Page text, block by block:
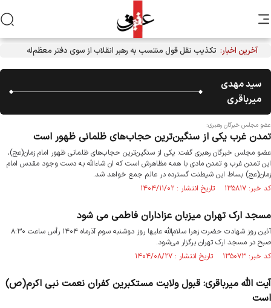
آخرین اخبار: تکذیب نقل قول منتسب به رهبر انقلاب از سوی دفتر معظم‌له
سید مهدی
میرباقری
عضو مجلس خبرگان رهبری:
تمدن غرب یکی از سنگین‌ترین حجاب‌های ظلمانی ظهور است
عضو مجلس خبرگان رهبری گفت: یکی از سنگین‌ترین حجاب‌های ظلمانی ظهور امام زمان(عج)،
این تمدن غرب و تمدن مادی با همه مظاهرش است که ان شاءالله به دست وجود مقدس امام
زمان(عج) بساط این شیطنت گسترده در عالم جمع خواهد شد.
کد خبر: ۱۳۵۸۱۷ تاریخ انتشار : ۱۴۰۴/۱۱/۰۲
مسجد ارک تهران میزبان عزاداران فاطمی می شود
آئین روز شهادت حضرت زهرا سلام‌الله علیها روز دوشنبه سوم آذرماه ۱۴۰۴ رأس ساعت ۸:۳۰
صبح در مسجد ارک تهران برگزار می‌شود.
کد خبر: ۱۳۵۰۷۳ تاریخ انتشار : ۱۴۰۴/۰۸/۲۷
آیت الله میرباقری: قبول ولایت مستکبرین کفران نعمت نبی اکرم(ص)
است